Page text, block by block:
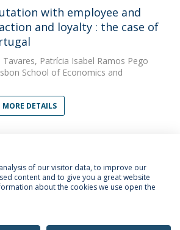
with employee and
and loyalty : the case of
Tavares, Patrícia Isabel Ramos Pego
School of Economics and
DETAILS
Termos & Condições
of our visitor data, to improve our
content and to give you a great website
about the cookies we use open the